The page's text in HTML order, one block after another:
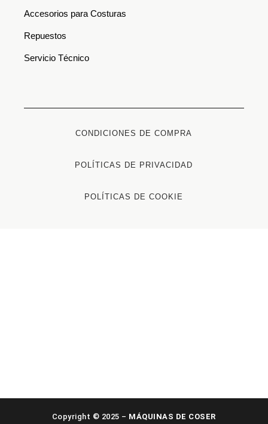
Accesorios para Costuras
Repuestos
Servicio Técnico
CONDICIONES DE COMPRA
POLÍTICAS DE PRIVACIDAD
POLÍTICAS DE COOKIE
Copyright © 2025 – MÁQUINAS DE COSER